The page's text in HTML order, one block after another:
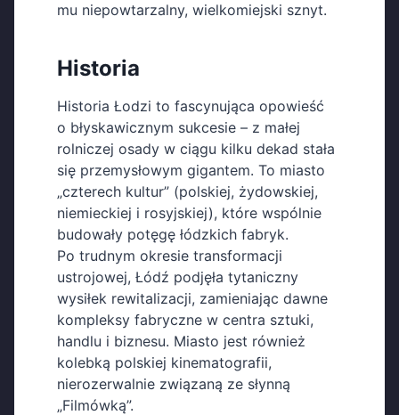
mu niepowtarzalny, wielkomiejski sznyt.
Historia
Historia Łodzi to fascynująca opowieść
o błyskawicznym sukcesie – z małej
rolniczej osady w ciągu kilku dekad stała
się przemysłowym gigantem. To miasto
„czterech kultur” (polskiej, żydowskiej,
niemieckiej i rosyjskiej), które wspólnie
budowały potęgę łódzkich fabryk.
Po trudnym okresie transformacji
ustrojowej, Łódź podjęła tytaniczny
wysiłek rewitalizacji, zamieniając dawne
kompleksy fabryczne w centra sztuki,
handlu i biznesu. Miasto jest również
kolebką polskiej kinematografii,
nierozerwalnie związaną ze słynną
„Filmówką”.